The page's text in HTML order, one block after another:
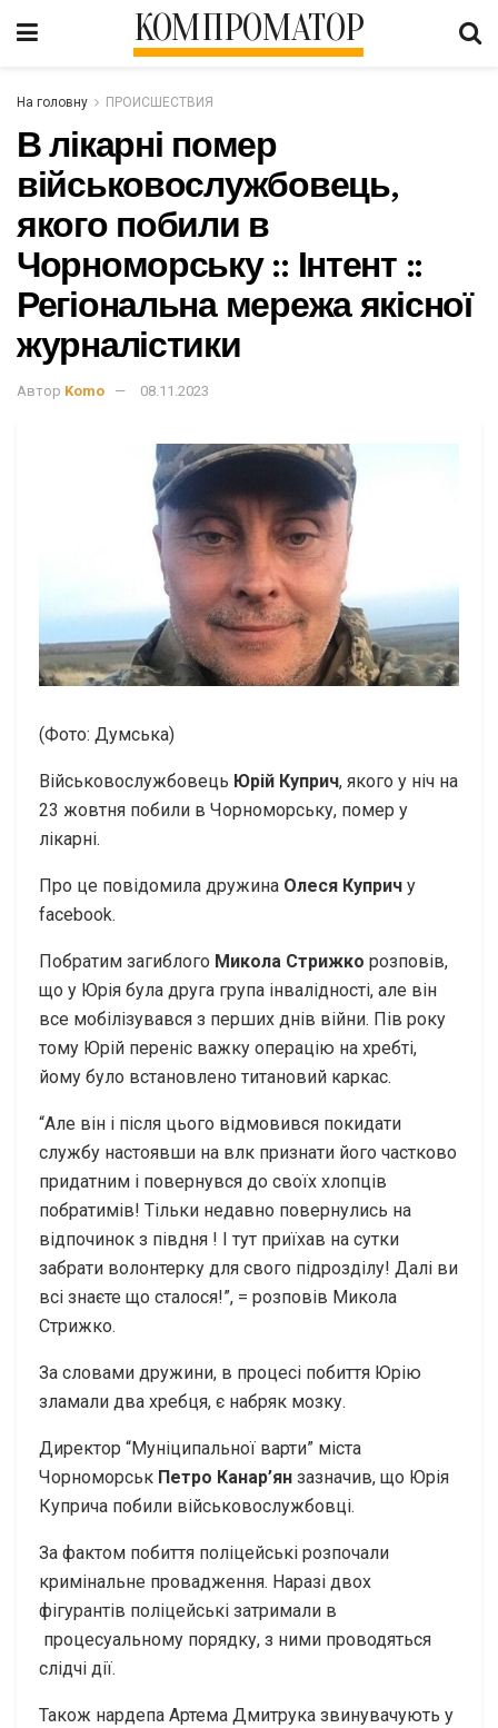
КОМПРОМАТОР
На головну ПРОИСШЕСТВИЯ
В лікарні помер
військовослужбовець,
якого побили в
Чорноморську :: Інтент ::
Регіональна мережа якісної
журналістики
Автор Komo 08.11.2023
(Фото: Думська)
Військовослужбовець Юрій Куприч, якого у ніч на
23 жовтня побили в Чорноморську, помер у
лікарні.
Про це повідомила дружина Олеся Куприч у
facebook.
Побратим загиблого Микола Стрижко розповів,
що у Юрія була друга група інвалідності, але він
все мобілізувався з перших днів війни. Пів року
тому Юрій переніс важку операцію на хребті,
йому було встановлено титановий каркас.
“Але він і після цього відмовився покидати
службу настоявши на влк признати його частково
придатним і повернувся до своїх хлопців
побратимів! Тільки недавно повернулись на
відпочинок з півдня ! І тут приїхав на сутки
забрати волонтерку для свого підрозділу! Далі ви
всі знаєте що сталося!”, = розповів Микола
Стрижко.
За словами дружини, в процесі побиття Юрію
зламали два хребця, є набряк мозку.
Директор “Муніципальної варти” міста
Чорноморськ Петро Канар’ян зазначив, що Юрія
Куприча побили військовослужбовці.
За фактом побиття поліцейські розпочали
кримінальне провадження. Наразі двох
фігурантів поліцейські затримали в
процесуальному порядку, з ними проводяться
слідчі дії.
Також нардепа Артема Дмитрука звинувачують у